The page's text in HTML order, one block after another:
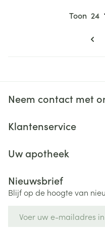
Toon
Neem contact met
Klantenservice
Uw apotheek
Nieuwsbrief
Blijf op de hoogte van